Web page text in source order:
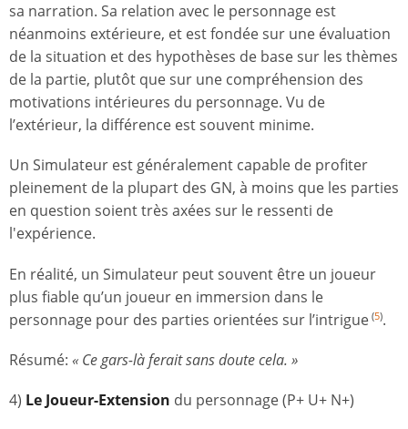
sa narration. Sa relation avec le personnage est
néanmoins extérieure, et est fondée sur une évaluation
de la situation et des hypothèses de base sur les thèmes
de la partie, plutôt que sur une compréhension des
motivations intérieures du personnage. Vu de
l’extérieur, la différence est souvent minime.
Un Simulateur est généralement capable de profiter
pleinement de la plupart des GN, à moins que les parties
en question soient très axées sur le ressenti de
l'expérience.
En réalité, un Simulateur peut souvent être un joueur
plus fiable qu’un joueur en immersion dans le
personnage pour des parties orientées sur l’intrigue (5).
Résumé: « Ce gars-là ferait sans doute cela. »
4) Le Joueur-Extension du personnage (P+ U+ N+)